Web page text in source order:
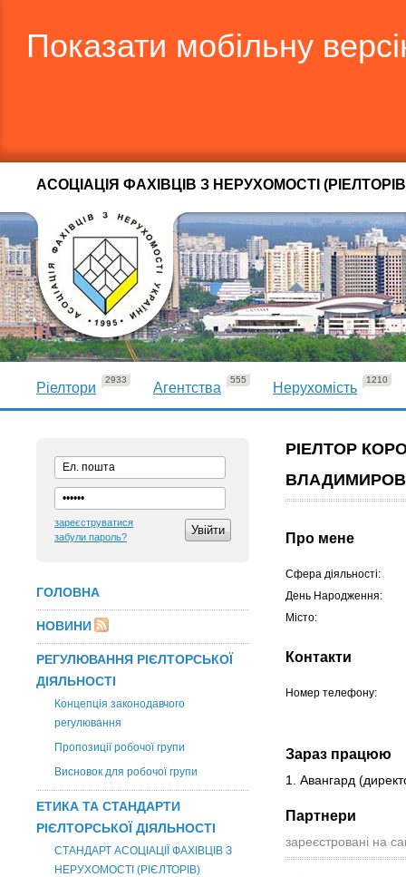
Показати мобільну
АСОЦІАЦІЯ ФАХІВЦІВ З НЕРУХОМОСТІ
Ріелтори
2933
Агентства
555
Нерухомість
1210
зареєструватися
забули пароль?
ГОЛОВНА
НОВИНИ
РЕГУЛЮВАННЯ РІЄЛТОРСЬКОЇ
ДІЯЛЬНОСТІ
Концепція законодавчого
регулювання
Пропозиції робочої групи
Висновок для робочої групи
ЕТИКА ТА СТАНДАРТИ
РІЄЛТОРСЬКОЇ ДІЯЛЬНОСТІ
СТАНДАРТ АСОЦІАЦІЇ ФАХІВЦІВ З
НЕРУХОМОСТІ (РІЄЛТОРІВ)
РІЕЛТОР
Про мене
Сфера діяльності:
День Народження:
Місто:
Контакти
Номер телефону:
Зараз працюю
1. Авангард
Партнери
зареєстровані на